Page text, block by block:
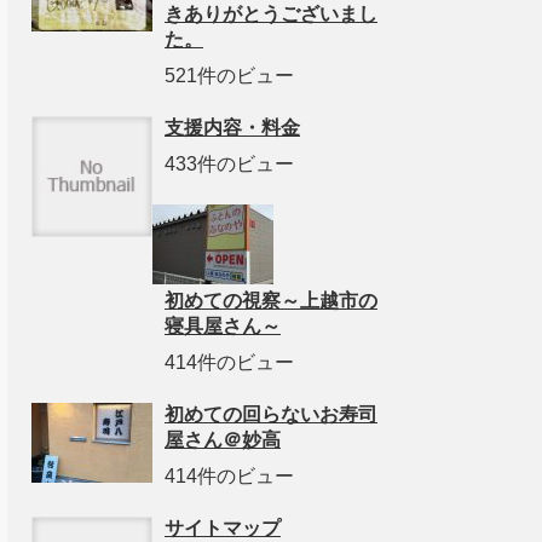
きありがとうございまし
た。
521件のビュー
支援内容・料金
433件のビュー
初めての視察～上越市の
寝具屋さん～
414件のビュー
初めての回らないお寿司
屋さん＠妙高
414件のビュー
サイトマップ